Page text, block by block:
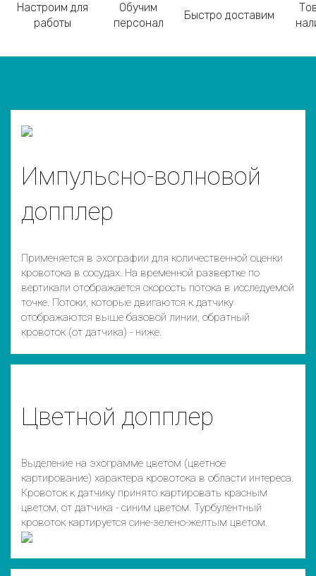
Настроим для
работы
Обучим
персонал
Быстро доставим
Импульсно-волновой
допплер
Применяется в эхографии для количественной оценки
кровотока в сосудах. На временной развертке по
вертикали отображается скорость потока в исследуемой
точке. Потоки, которые двигаются к датчику
отображаются выше базовой линии, обратный
кровоток (от датчика) - ниже.
Цветной допплер
Выделение на эхограмме цветом (цветное
картирование) характера кровотока в области интереса.
Кровоток к датчику принято картировать красным
цветом, от датчика - синим цветом. Турбулентный
кровоток картируется сине-зелено-желтым цветом.